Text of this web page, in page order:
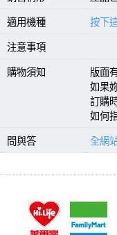
適用機種 按下
注意事項
購物須知 版面
如果
訂購
如何
問與答 全網